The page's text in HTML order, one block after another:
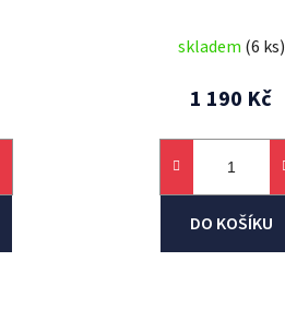
skladem (6 ks)
1 190 Kč
DO KOŠÍKU